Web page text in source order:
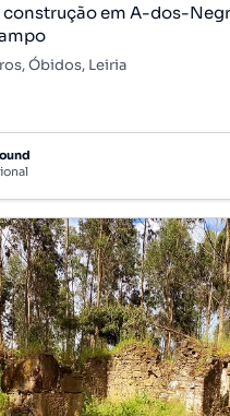
construção em A-dos-
Óbidos, Leiria
metro quadrado